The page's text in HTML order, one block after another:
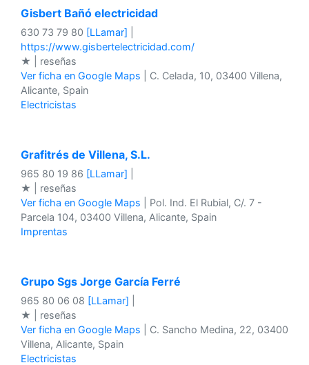
Gisbert Bañó electricidad
630 73 79 80 [LLamar]
https://www.gisbertelectricidad.com/
★ | reseñas
Ver ficha en Google Maps | C. Celada, 10, 03400 Villena,
Alicante, Spain
Electricistas
Grafitrés de Villena, S.L.
965 80 19 86 [LLamar]
★ | reseñas
Ver ficha en Google Maps | Pol. Ind. El Rubial, C/. 7 -
Parcela 104, 03400 Villena, Alicante, Spain
Imprentas
Grupo Sgs Jorge García Ferré
965 80 06 08 [LLamar]
★ | reseñas
Ver ficha en Google Maps | C. Sancho Medina, 22, 03400
Villena, Alicante, Spain
Electricistas